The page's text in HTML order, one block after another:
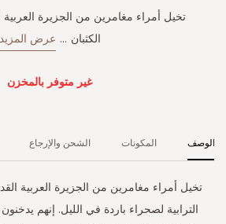
تخيل أمراء مغامرين من الجزيرة
الكثبان ... عرض المزيد
غير متوفر بالمخزن
الوصف
تخيل أمراء مغامرين من الجزيرة العربية
الترابية لصحراء باردة في الليل. إنهم
المكونات الشحن والإرجاع